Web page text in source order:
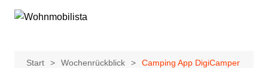
Inhalt
Start Wochenrückblick Camping App DigiCamper